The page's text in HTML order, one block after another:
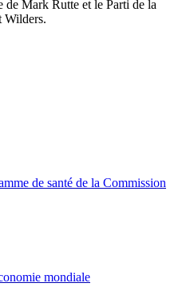
de Mark Rutte et le Parti de la
Wilders.
de santé de la Commission
mondiale